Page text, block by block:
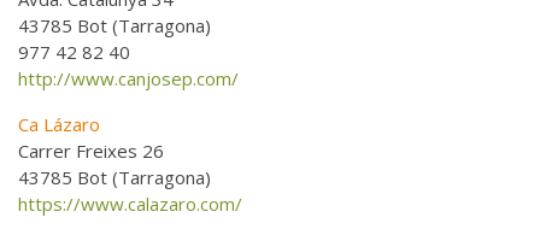
43785 Bot (Tarragona)
977 42 82 40
http://www.canjosep.com/
Ca Lázaro
Carrer Freixes 26
43785 Bot (Tarragona)
https://www.calazaro.com/